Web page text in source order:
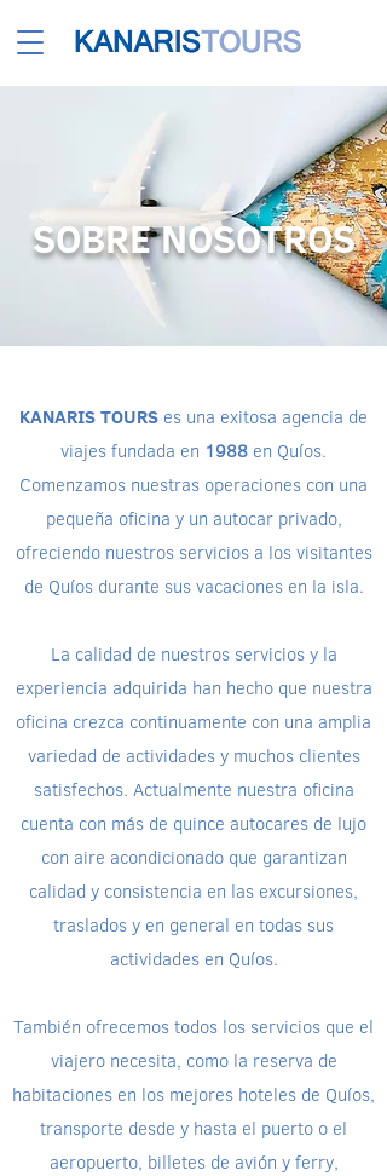
SOBRE NOSOTROS
KANARIS TOURS es una exitosa agencia de
viajes fundada en 1988 en Quíos.
Comenzamos nuestras operaciones con una
pequeña oficina y un autocar privado,
ofreciendo nuestros servicios a los visitantes
de Quíos durante sus vacaciones en la isla.
La calidad de nuestros servicios y la
experiencia adquirida han hecho que nuestra
oficina crezca continuamente con una amplia
variedad de actividades y muchos clientes
satisfechos. Actualmente nuestra oficina
cuenta con más de quince autocares de lujo
con aire acondicionado que garantizan
calidad y consistencia en las excursiones,
traslados y en general en todas sus
actividades en Quíos.
También ofrecemos todos los servicios que el
viajero necesita, como la reserva de
habitaciones en los mejores hoteles de Quíos,
transporte desde y hasta el puerto o el
aeropuerto, billetes de avión y ferry,